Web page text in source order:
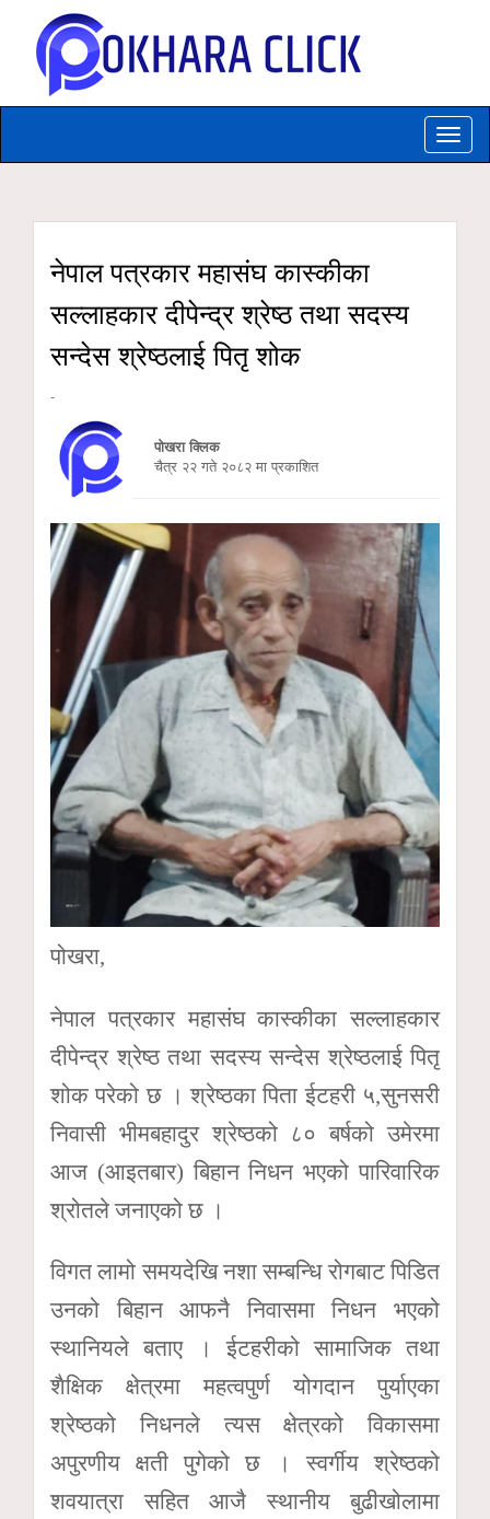
Toggle
नेपाल पत्रकार महासंघ कास्कीका
सल्लाहकार दीपेन्द्र श्रेष्ठ तथा सदस्य
सन्देस श्रेष्ठलाई पितृ शोक
-
पोखरा क्लिक
चैत्र २२ गते २०८२ मा प्रकाशित
पोखरा,
नेपाल पत्रकार महासंघ कास्कीका सल्लाहकार
दीपेन्द्र श्रेष्ठ तथा सदस्य सन्देस श्रेष्ठलाई पितृ
शोक परेको छ । श्रेष्ठका पिता ईटहरी ५,सुनसरी
निवासी भीमबहादुर श्रेष्ठको ८० बर्षको उमेरमा
आज (आइतबार) बिहान निधन भएको पारिवारिक
श्रोतले जनाएको छ ।
विगत लामो समयदेखि नशा सम्बन्धि रोगबाट पिडित
उनको बिहान आफनै निवासमा निधन भएको
स्थानियले बताए । ईटहरीको सामाजिक तथा
शैक्षिक क्षेत्रमा महत्वपुर्ण योगदान पुर्याएका
श्रेष्ठको निधनले त्यस क्षेत्रको विकासमा
अपुरणीय क्षती पुगेको छ । स्वर्गीय श्रेष्ठको
शवयात्रा सहित आजै स्थानीय बुढीखोलामा